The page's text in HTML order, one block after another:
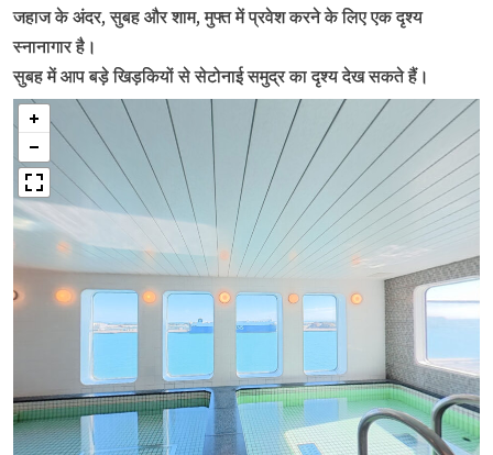
जहाज के अंदर, सुबह और शाम, मुफ्त में प्रवेश करने के लिए एक दृश्य
स्नानागार है।
सुबह में आप बड़े खिड़कियों से सेटोनाई समुद्र का दृश्य देख सकते हैं।